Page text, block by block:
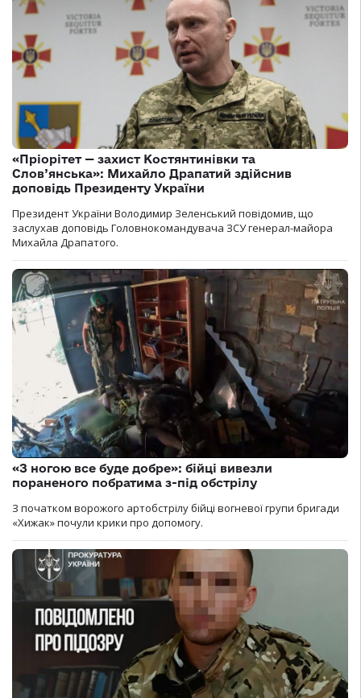
«Пріорітет — захист Костянтинівки та
Слов’янська»: Михайло Драпатий здійснив
доповідь Президенту України
Президент України Володимир Зеленський повідомив, що
заслухав доповідь Головнокомандувача ЗСУ генерал-майора
Михайла Драпатого.
«З ногою все буде добре»: бійці вивезли
пораненого побратима з-під обстрілу
З початком ворожого артобстрілу бійці вогневої групи бригади
«Хижак» почули крики про допомогу.